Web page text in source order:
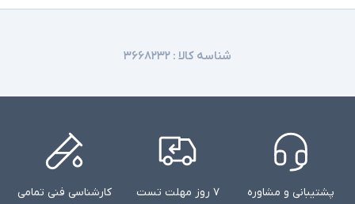
شناسه کالا : ۳۶۶۸۲۳۲
پشتیبانی و مشاوره
۷ روز مهلت تست
کارشناسی فنی تمامی